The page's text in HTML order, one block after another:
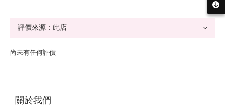
尚未有任何評價
關於我們